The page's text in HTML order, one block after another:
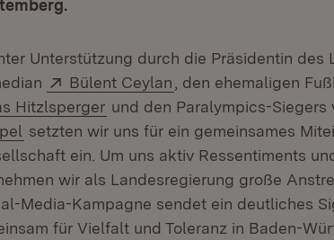
Unterstützung durch die Präsidentin des
Fenster)
Extern:
Bülent Ceylan (Öffnet in neuem
, den ehemaligen
Hitzlsperger (Öffnet in neuem Fenster)
und den Paralympics-Siegers
(Öffnet in neuem Fenster)
setzten wir uns für ein gemeinsames
ein. Um uns aktiv Ressentiments
wir als Landesregierung große
Media-Kampagne sendet ein deutliches
für Vielfalt und Toleranz in Baden-